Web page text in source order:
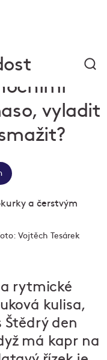
vyladit
Vojtěch Tesárek
rytmické
kulisa,
Štědrý den
má kapr na